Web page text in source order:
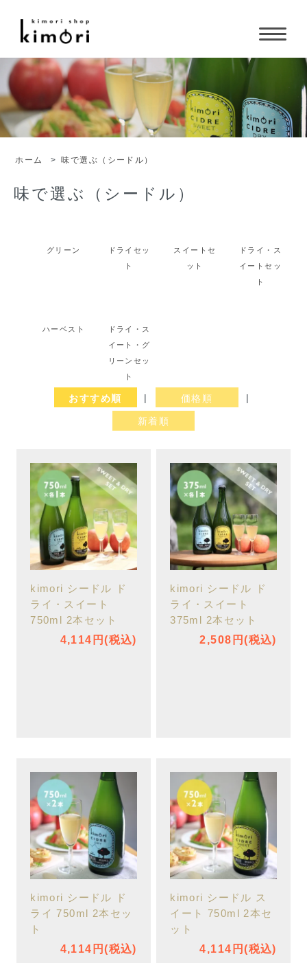
ホーム > 味で選ぶ（シードル）
味で選ぶ（シードル）
グリーン
ドライセッ
ト
スイートセ
ット
ドライ・ス
イートセッ
ト
ハーベスト
ドライ・ス
イート・グ
リーンセッ
ト
おすすめ順 価格順
新着順
kimori シードル ド
ライ・スイート
750ml 2本セット
4,114円(税込)
kimori シードル ド
ライ・スイート
375ml 2本セット
2,508円(税込)
kimori シードル ド
ライ 750ml 2本セッ
ト
4,114円(税込)
kimori シードル ス
イート 750ml 2本セ
ット
4,114円(税込)